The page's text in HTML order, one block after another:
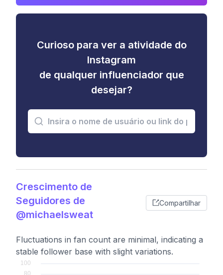
Curioso para ver a atividade do
Instagram
de qualquer influenciador que
desejar?
Crescimento de
Seguidores de
@michaelsweat
Compartilhar
Fluctuations in fan count are minimal, indicating a
stable follower base with slight variations.